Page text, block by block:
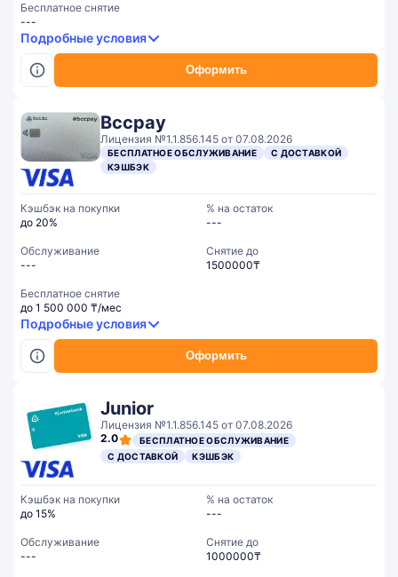
Оформить
Бесплатное снятие
---
Подробные условия
Вccpay
Лицензия №1.1.856.145 от 07.08.2026
БЕСПЛАТНОЕ ОБСЛУЖИВАНИЕ
С ДОСТАВКОЙ
КЭШБЭК
Оформить
Кэшбэк на покупки
до 20%
% на остаток
---
Обслуживание
---
Cнятие до
1500000₸
Бесплатное снятие
до 1 500 000 ₸/мес
Подробные условия
Junior
Лицензия №1.1.856.145 от 07.08.2026
2.0
БЕСПЛАТНОЕ ОБСЛУЖИВАНИЕ
С ДОСТАВКОЙ
КЭШБЭК
Кэшбэк на покупки
до 15%
% на остаток
---
Обслуживание
---
Cнятие до
1000000₸